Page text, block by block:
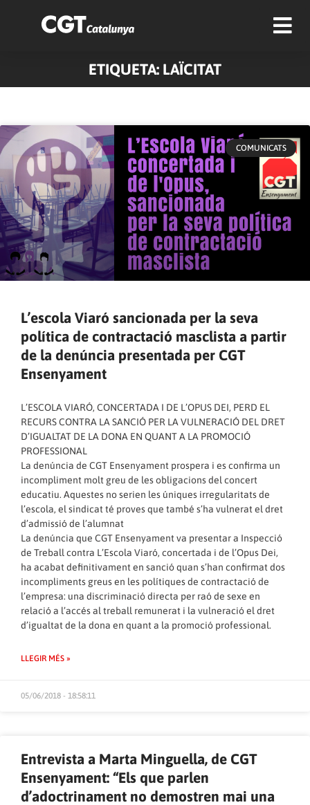
ETIQUETA: LAÏCITAT
COMUNICATS
L’escola Viaró sancionada per la seva
política de contractació masclista a partir
de la denúncia presentada per CGT
Ensenyament
L’ESCOLA VIARÓ, CONCERTADA I DE L’OPUS DEI, PERD EL
RECURS CONTRA LA SANCIÓ PER LA VULNERACIÓ DEL DRET
D’IGUALTAT DE LA DONA EN QUANT A LA PROMOCIÓ
PROFESSIONAL
La denúncia de CGT Ensenyament prospera i es confirma un
incompliment molt greu de les obligacions del concert
educatiu. Aquestes no serien les úniques irregularitats de
l’escola, el sindicat té proves que també s’ha vulnerat el dret
d’admissió de l’alumnat
La denúncia que CGT Ensenyament va presentar a Inspecció
de Treball contra L’Escola Viaró, concertada i de l’Opus Dei,
ha acabat definitivament en sanció quan s’han confirmat dos
incompliments greus en les polítiques de contractació de
l’empresa: una discriminació directa per raó de sexe en
relació a l’accés al treball remunerat i la vulneració el dret
d’igualtat de la dona en quant a la promoció professional.
LLEGIR MÉS »
05/06/2018 - 18:58:11
Entrevista a Marta Minguella, de CGT
Ensenyament: “Els que parlen
d’adoctrinament no demostren mai una